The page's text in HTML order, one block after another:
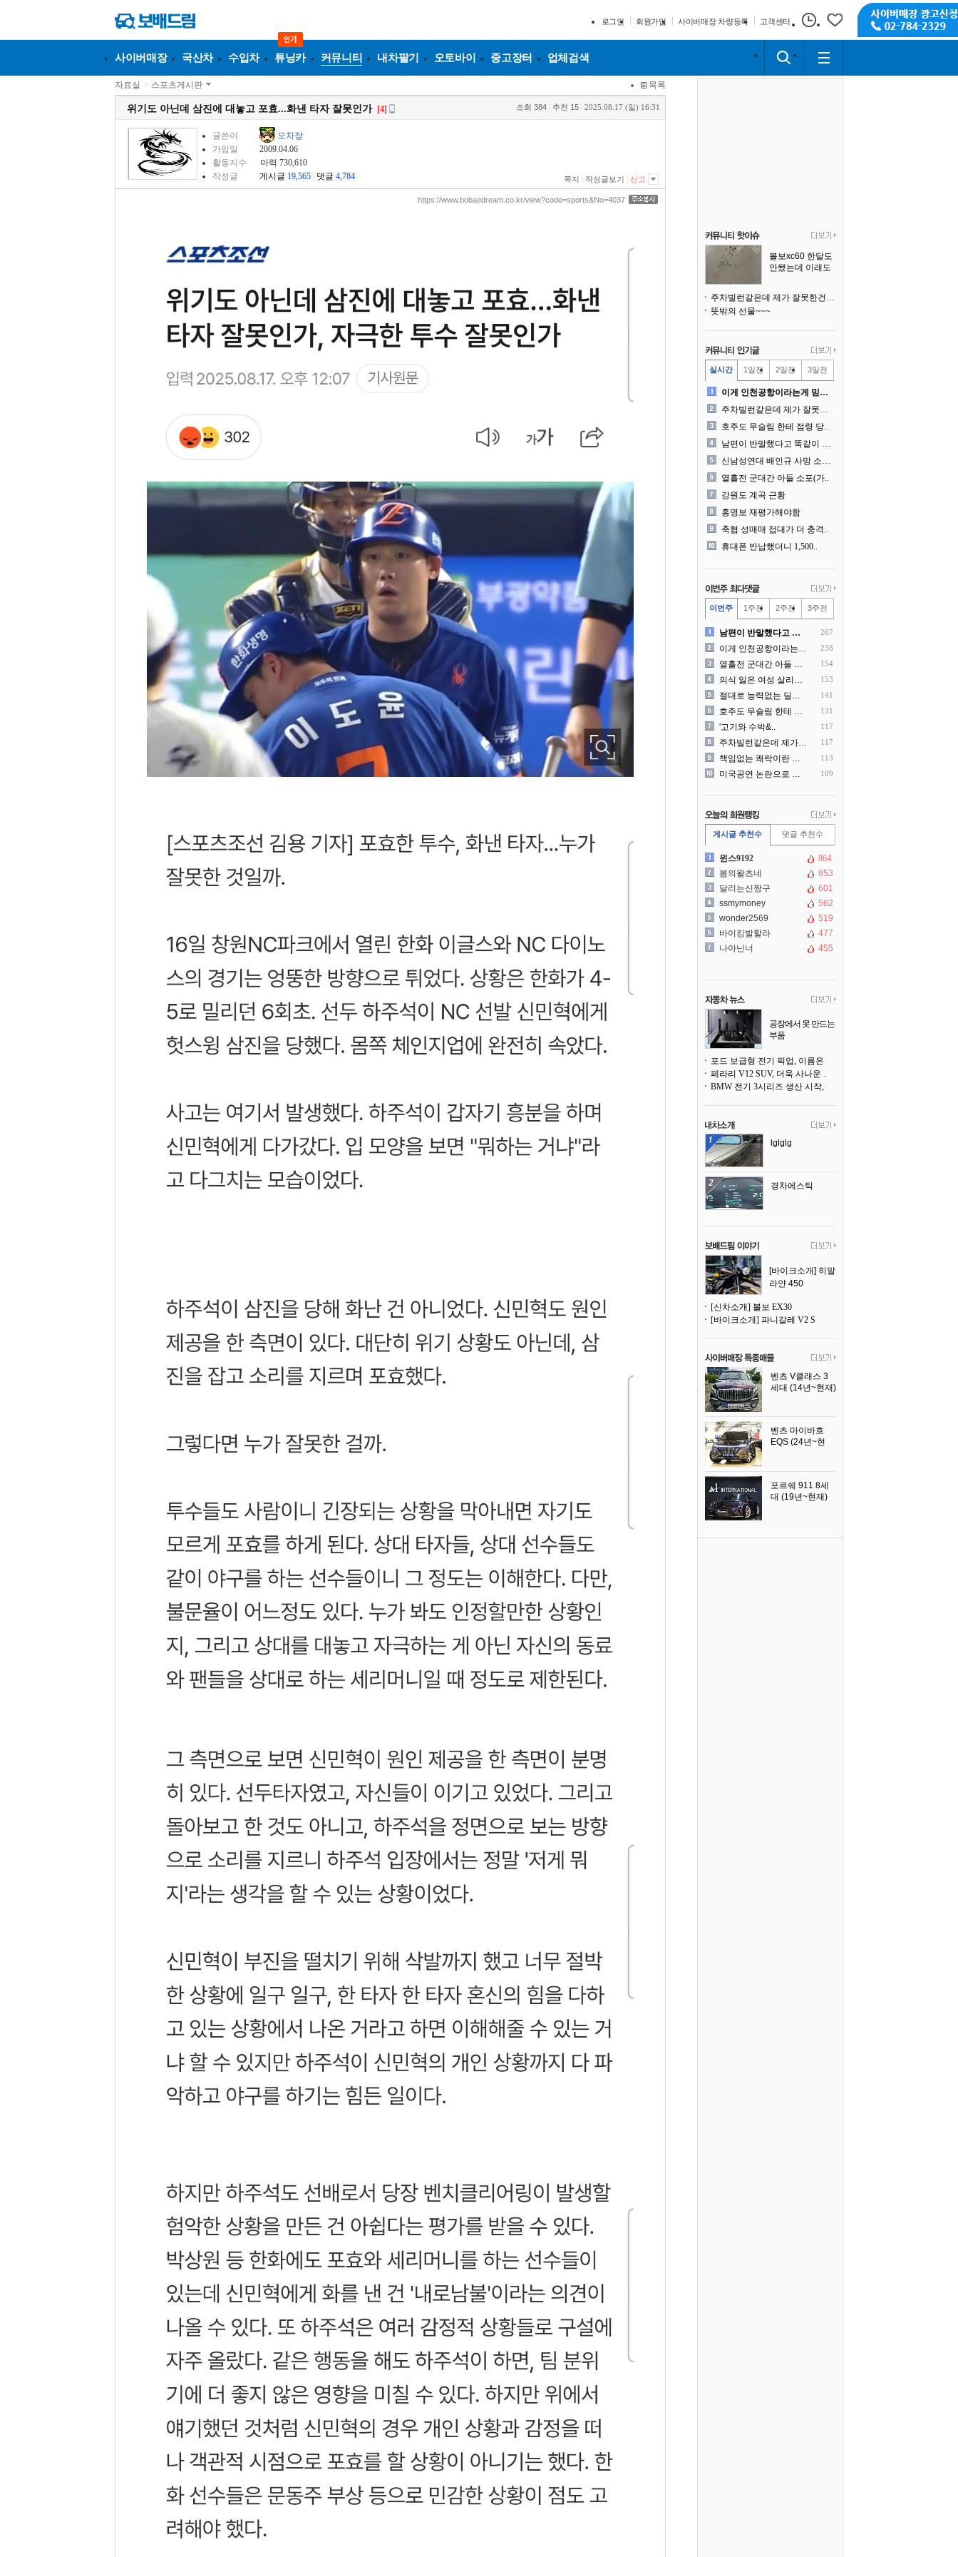
로그인 회원가입 사이버매장 차량등록 고객센터
사이버매장 국산차 수입차 튜닝카 커뮤니티 내차팔기 오토바이 중고장터 업체검색
자료실 > 스포츠게시판 목록
위기도 아닌데 삼진에 대놓고 포효...화낸 타자 잘못인가 [4] 조회 384 추천 15 2025.08.17 (일) 16:31
글쓴이
오차장
가입일
2009.04.06
활동지수
마력 730,610
작성글
게시글 19,565 댓글 4,784 쪽지 작성글보기 신고
https://www.bobaedream.co.kr/view?code=sports&No=4037
볼보xc60 한달도
안됐는데 이래도
주차빌런같은데 제가 잘못한건가요
뜻밖의 선물~~~
실시간 1일전 2일전 3일전
이게 인천공항이라는게 믿겨지..
주차빌런같은데 제가 잘못한건..
호주도 무슬림 한테 점령 당..
남편이 반말했다고 똑같이 반..
신남성연대 배인규 사망 소식..
열흘전 군대간 아들 소포(가..
강원도 계곡 근황
홍명보 재평가해야함
축협 성매매 접대가 더 충격..
휴대폰 반납했더니 1,500..
이번주 1주전 2주전 3주전
남편이 반말했다고 똑같이 반.. 267
이게 인천공항이라는게 믿겨지.. 238
열흘전 군대간 아들 소포(가.. 154
의식 잃은 여성 살리려다 성.. 153
절대로 능력없는 딜러를 쓰지.. 141
호주도 무슬림 한테 점령 당.. 131
'고기와 수박&.. 117
주차빌런같은데 제가 잘못한건.. 117
책임없는 쾌락이란 말에 빡친.. 113
미국공연 논란으로 지금 다시.. 109
게시글 추천수 댓글 추천수
윈스9192
864
봄의왈츠네
853
달리는신짱구
601
ssmymoney
562
wonder2569
519
바이킹발할라
477
나아닌너
455
공장에서 못 만드는
부품
어낸다
페라리 V12 SUV, 더욱 사나운 얼굴로 돌아온다
lglglg
경차에스틱
[바이크소개] 히말
라얀 450
[신차소개] 볼보 EX30
[바이크소개] 파니갈레 V2 S
벤츠 V클래스 3
세대 (14년~현재)
벤츠 마이바흐
EQS (24년~현
포르쉐 911 8세
대 (19년~현재)